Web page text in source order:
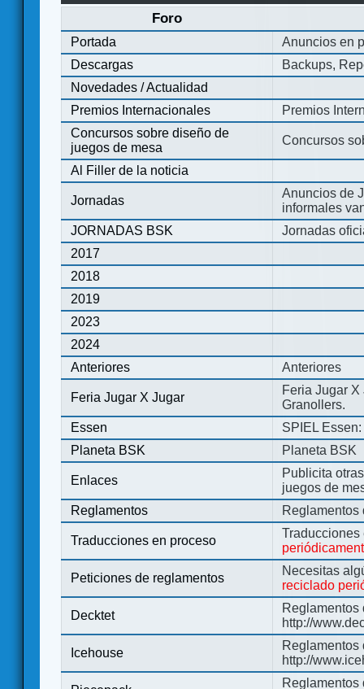
Foro
Portada
Anuncios en
Descargas
Backups,
Novedades / Actualidad
Premios Internacionales
Premios
Concursos sobre diseño de
juegos de mesa
Concursos
Al Filler de la noticia
Jornadas
Anuncios de
informales
JORNADAS BSK
Jornadas
2017
2018
2019
2023
2024
Anteriores
Anteriores
Feria Jugar X Jugar
Feria Jugar
Granollers.
Essen
SPIEL
Planeta BSK
Planeta BSK
Enlaces
Publicita
juegos de
Reglamentos
Reglamentos
Traducciones en proceso
Peticiones de reglamentos
Necesitas
reciclado
Decktet
Reglamentos
http://
Icehouse
Reglamentos
http://
Reglamentos